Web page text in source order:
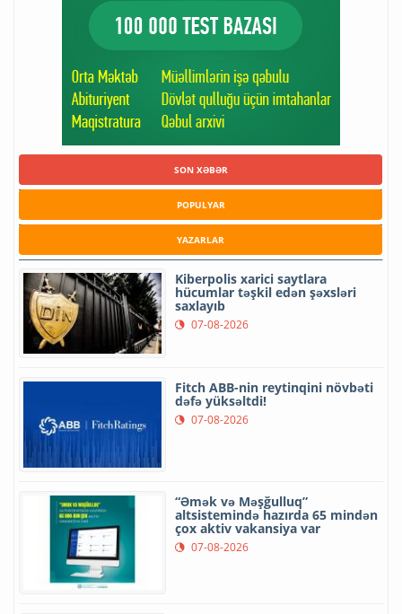
SON XƏBƏR
POPULYAR
YAZARLAR
Kiberpolis xarici saytlara
hücumlar təşkil edən şəxsləri
saxlayıb
07-08-2026
Fitch ABB-nin reytinqini növbəti
dəfə yüksəltdi!
07-08-2026
“Əmək və Məşğulluq”
altsistemində hazırda 65 mindən
çox aktiv vakansiya var
07-08-2026